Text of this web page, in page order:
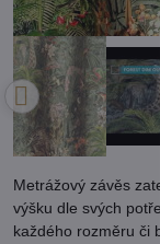
Metrážový závěs
výšku dle svých
každého rozměru či